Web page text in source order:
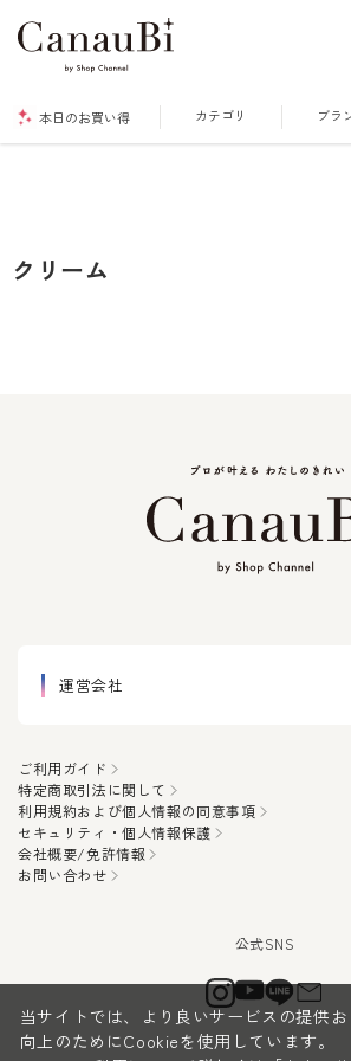
本日のお買い得 カテゴリ ブラ
クリーム
運営会社
ご利用ガイド
特定商取引法に関して
利用規約および個人情報の同意事項
セキュリティ・個人情報保護
会社概要/免許情報
お問い合わせ
当サイトでは、より良いサービスの提供
向上のためにCookieを使用しています。